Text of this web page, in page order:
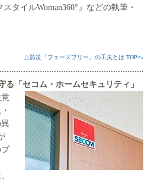
タイルWoman360°』などの執筆・
△防災「フェーズフリー」の工夫とは TOPへ
る「セコム・ホームセキュリティ」